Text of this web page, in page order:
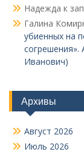
Надежда к
Галина
убиенных на
Иванович)
Архивы
Август 2026
Июль 2026